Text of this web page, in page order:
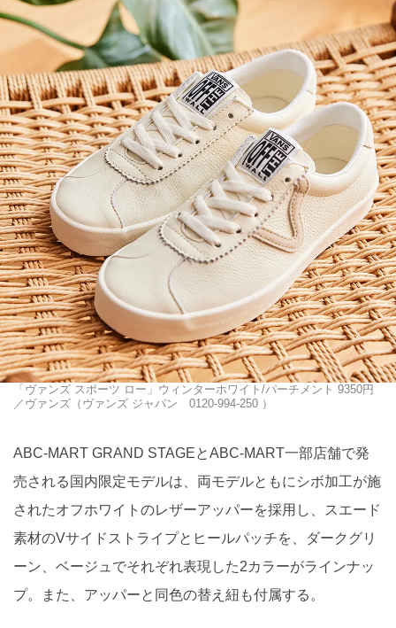
「ヴァンズ スポーツ ロー」ウィンターホワイト/パーチメント 9350円
／ヴァンズ（ヴァンズ ジャパン 0120-994-250 ）
ABC-MART GRAND STAGEとABC-MART一部店舗で発
売される国内限定モデルは、両モデルともにシボ加工が施
されたオフホワイトのレザーアッパーを採用し、スエード
素材のVサイドストライプとヒールパッチを、ダークグリ
ーン、ベージュでそれぞれ表現した2カラーがラインナッ
プ。また、アッパーと同色の替え紐も付属する。